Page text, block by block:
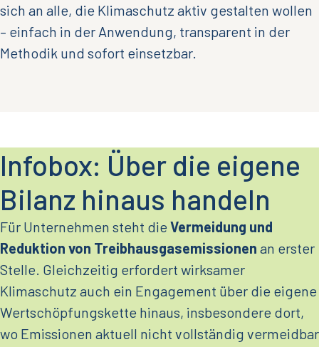
sich an alle, die Klimaschutz aktiv gestalten wollen
– einfach in der Anwendung, transparent in der
Methodik und sofort einsetzbar.
Infobox: Über die eigene
Bilanz hinaus handeln
Für Unternehmen steht die Vermeidung und
Reduktion von Treibhausgasemissionen an erster
Stelle. Gleichzeitig erfordert wirksamer
Klimaschutz auch ein Engagement über die eigene
Wertschöpfungskette hinaus, insbesondere dort,
wo Emissionen aktuell nicht vollständig vermeidbar